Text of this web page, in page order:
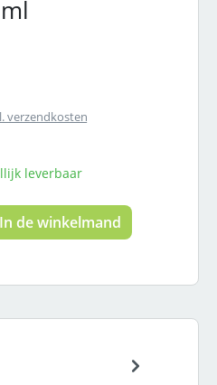
verzendkosten
leverbaar
Voer de
In de winkelmand